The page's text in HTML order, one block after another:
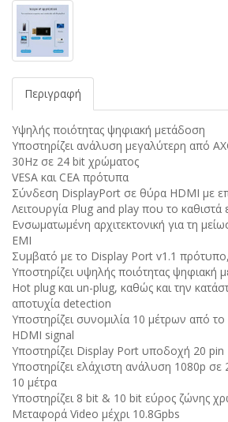
Περιγραφή
Υψηλής ποιότητας ψηφιακή μετάδοση
Υποστηρίζει ανάλυση μεγαλύτερη από
30Hz σε 24 bit χρώματος
VESA και CEA πρότυπα
Σύνδεση DisplayPort σε θύρα HDMI με
Λειτουργία Plug and play που το καθιστά
Ενσωματωμένη αρχιτεκτονική για τη
EMI
Συμβατό με το Display Port v1.1
Υποστηρίζει υψηλής ποιότητας ψηφιακή
Hot plug και un-plug, καθώς και την
αποτυχία detection
Υποστηρίζει συνομιλία 10 μέτρων από
HDMI signal
Υποστηρίζει Display Port υποδοχή 20 pin
Υποστηρίζει ελάχιστη ανάλυση 1080p
10 μέτρα
Υποστηρίζει 8 bit & 10 bit εύρος ζώνης
Μεταφορά Video μέχρι 10.8Gpbs